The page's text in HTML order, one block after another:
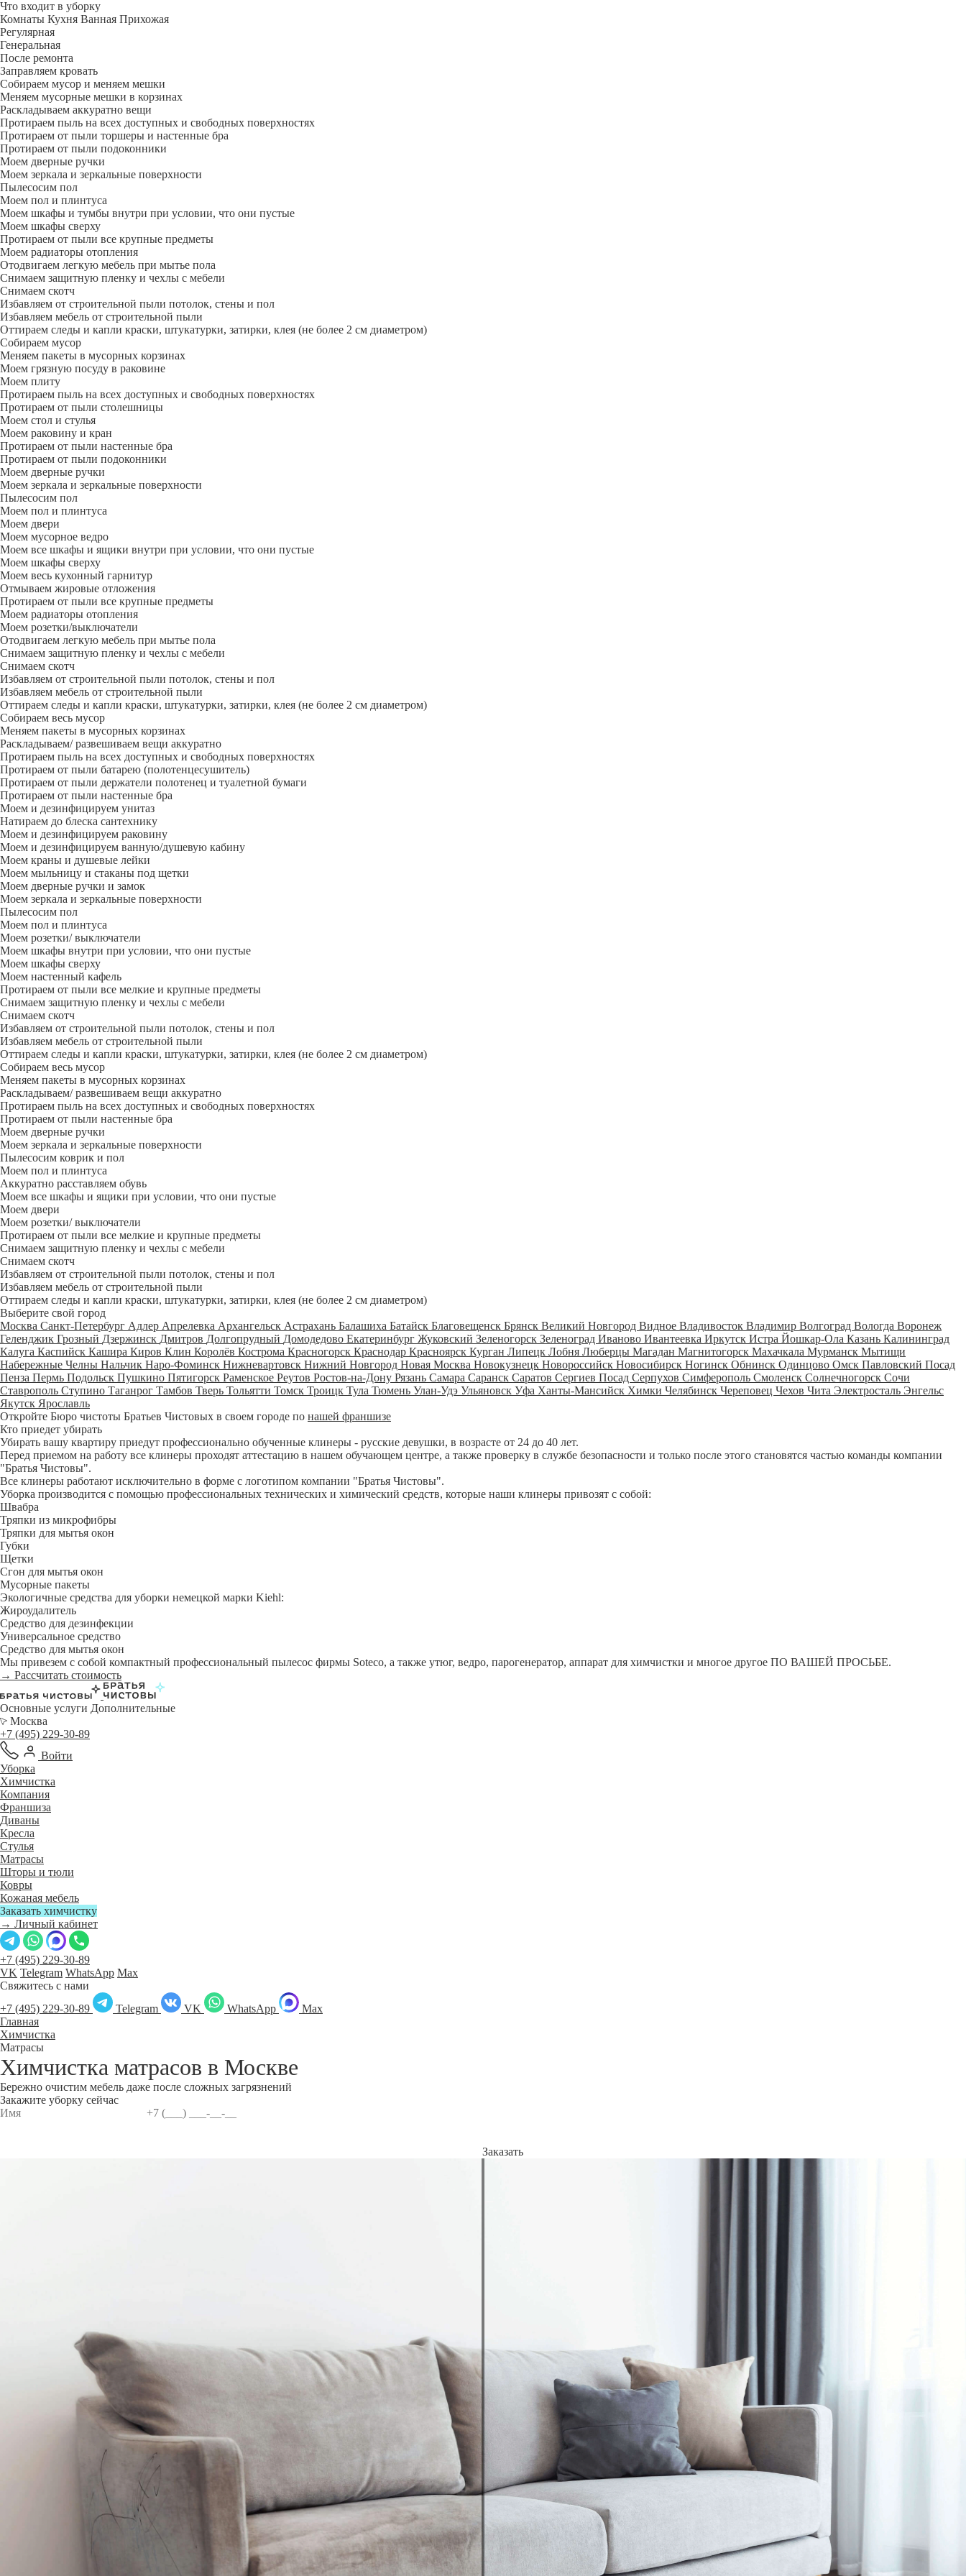
Что входит в уборку
Регу­лярная
Гене­ральная
После ремонта
Заправляем кровать
Собираем мусор и меняем мешки
Меняем мусорные мешки в корзинах
Раскладываем аккуратно вещи
Протираем пыль на всех доступных и свободных поверхностях
Протираем от пыли торшеры и настенные бра
Протираем от пыли подоконники
Моем дверные ручки
Моем зеркала и зеркальные поверхности
Пылесосим пол
Моем пол и плинтуса
Моем шкафы и тумбы внутри при условии, что они пустые
Моем шкафы сверху
Протираем от пыли все крупные предметы
Моем радиаторы отопления
Отодвигаем легкую мебель при мытье пола
Снимаем защитную пленку и чехлы с мебели
Снимаем скотч
Избавляем от строительной пыли потолок, стены и пол
Избавляем мебель от строительной пыли
Оттираем следы и капли краски, штукатурки, затирки, клея (не более 2 см диаметром)
Собираем мусор
Меняем пакеты в мусорных корзинах
Моем грязную посуду в раковине
Моем плиту
Протираем пыль на всех доступных и свободных поверхностях
Протираем от пыли столешницы
Моем стол и стулья
Моем раковину и кран
Протираем от пыли настенные бра
Протираем от пыли подоконники
Моем дверные ручки
Моем зеркала и зеркальные поверхности
Пылесосим пол
Моем пол и плинтуса
Моем двери
Моем мусорное ведро
Моем все шкафы и ящики внутри при условии, что они пустые
Моем шкафы сверху
Моем весь кухонный гарнитур
Отмываем жировые отложения
Протираем от пыли все крупные предметы
Моем радиаторы отопления
Моем розетки/выключатели
Отодвигаем легкую мебель при мытье пола
Снимаем защитную пленку и чехлы с мебели
Снимаем скотч
Избавляем от строительной пыли потолок, стены и пол
Избавляем мебель от строительной пыли
Оттираем следы и капли краски, штукатурки, затирки, клея (не более 2 см диаметром)
Собираем весь мусор
Меняем пакеты в мусорных корзинах
Раскладываем/ развешиваем вещи аккуратно
Протираем пыль на всех доступных и свободных поверхностях
Протираем от пыли батарею (полотенцесушитель)
Протираем от пыли держатели полотенец и туалетной бумаги
Протираем от пыли настенные бра
Моем и дезинфицируем унитаз
Натираем до блеска сантехнику
Моем и дезинфицируем раковину
Моем и дезинфицируем ванную/душевую кабину
Моем краны и душевые лейки
Моем мыльницу и стаканы под щетки
Моем дверные ручки и замок
Моем зеркала и зеркальные поверхности
Пылесосим пол
Моем пол и плинтуса
Моем розетки/ выключатели
Моем шкафы внутри при условии, что они пустые
Моем шкафы сверху
Моем настенный кафель
Протираем от пыли все мелкие и крупные предметы
Снимаем защитную пленку и чехлы с мебели
Снимаем скотч
Избавляем от строительной пыли потолок, стены и пол
Избавляем мебель от строительной пыли
Оттираем следы и капли краски, штукатурки, затирки, клея (не более 2 см диаметром)
Собираем весь мусор
Меняем пакеты в мусорных корзинах
Раскладываем/ развешиваем вещи аккуратно
Протираем пыль на всех доступных и свободных поверхностях
Протираем от пыли настенные бра
Моем дверные ручки
Моем зеркала и зеркальные поверхности
Пылесосим коврик и пол
Моем пол и плинтуса
Аккуратно расставляем обувь
Моем все шкафы и ящики при условии, что они пустые
Моем двери
Моем розетки/ выключатели
Протираем от пыли все мелкие и крупные предметы
Снимаем защитную пленку и чехлы с мебели
Снимаем скотч
Избавляем от строительной пыли потолок, стены и пол
Избавляем мебель от строительной пыли
Оттираем следы и капли краски, штукатурки, затирки, клея (не более 2 см диаметром)
Выберите свой город
Москва Санкт-Петербург Адлер Апрелевка Архангельск Астрахань Балашиха Батайск Благовещенск Брянск Великий Новгород Видное Владивосток Владимир Волгоград Вологда Воронеж
Геленджик Грозный Дзержинск Дмитров Долгопрудный Домодедово Екатеринбург Жуковский Зеленогорск Зеленоград Иваново Ивантеевка Иркутск Истра Йошкар-Ола Казань Калининград
Калуга Каспийск Кашира Киров Клин Королёв Кострома Красногорск Краснодар Красноярск Курган Липецк Лобня Люберцы Магадан Магнитогорск Махачкала Мурманск Мытищи
Набережные Челны Нальчик Наро-Фоминск Нижневартовск Нижний Новгород Новая Москва Новокузнецк Новороссийск Новосибирск Ногинск Обнинск Одинцово Омск Павловский Посад
Пенза Пермь Подольск Пушкино Пятигорск Раменское Реутов Ростов-на-Дону Рязань Самара Саранск Саратов Сергиев Посад Серпухов Симферополь Смоленск Солнечногорск Сочи
Ставрополь Ступино Таганрог Тамбов Тверь Тольятти Томск Троицк Тула Тюмень Улан-Удэ Ульяновск Уфа Ханты-Мансийск Химки Челябинск Череповец Чехов Чита Электросталь Энгельс
Якутск Ярославль
Откройте Бюро чистоты Братьев Чистовых в своем городе по нашей франшизе
Кто приедет убирать
Убирать вашу квартиру приедут профессионально обученные клинеры - русские девушки, в возрасте от 24 до 40 лет.
Перед приемом на работу все клинеры проходят аттестацию в нашем обучающем центре, а также проверку в службе безопасности и только после этого становятся частью команды компании
"Братья Чистовы".
Все клинеры работают исключительно в форме с логотипом компании "Братья Чистовы".
Уборка производится с помощью профессиональных технических и химический средств, которые наши клинеры привозят с собой:
Швабра
Тряпки из микрофибры
Тряпки для мытья окон
Губки
Щетки
Сгон для мытья окон
Мусорные пакеты
Экологичные средства для уборки немецкой марки Kiehl:
Жироудалитель
Средство для дезинфекции
Универсальное средство
Средство для мытья окон
Мы привезем с собой компактный профессиональный пылесос фирмы Soteco, а также утюг, ведро, парогенератор, аппарат для химчистки и многое другое ПО ВАШЕЙ ПРОСЬБЕ.
→ Рассчитать стоимость
Основные услуги Дополнительные
Москва
+7 (495) 229-30-89
Войти
Уборка
Химчистка
Компания
Франшиза
Диваны
Кресла
Стулья
Матрасы
Шторы и тюли
Ковры
Кожаная мебель
Заказать химчистку
→ Личный кабинет
+7 (495) 229-30-89
VK Telegram WhatsApp Max
Свяжитесь с нами
+7 (495) 229-30-89
Telegram VK WhatsApp
Max
Главная
Химчистка
Матрасы
Химчистка матрасов в Москве
Бережно очистим мебель даже после сложных загрязнений
Закажите уборку сейчас
Заказать